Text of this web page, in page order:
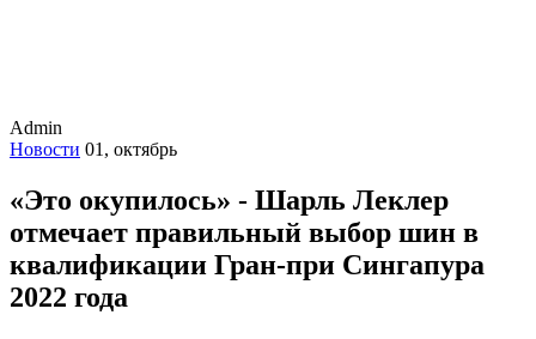
Admin
Новости 01, октябрь
«Это окупилось» - Шарль Леклер
отмечает правильный выбор шин в
квалификации Гран-при Сингапура
2022 года